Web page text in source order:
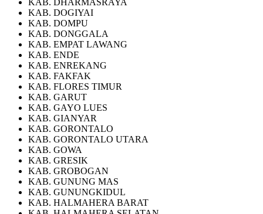
KAB. DOGIYAI
KAB. DOMPU
KAB. DONGGALA
KAB. EMPAT LAWANG
KAB. ENDE
KAB. ENREKANG
KAB. FAKFAK
KAB. FLORES TIMUR
KAB. GARUT
KAB. GAYO LUES
KAB. GIANYAR
KAB. GORONTALO
KAB. GORONTALO UTARA
KAB. GOWA
KAB. GRESIK
KAB. GROBOGAN
KAB. GUNUNG MAS
KAB. GUNUNGKIDUL
KAB. HALMAHERA BARAT